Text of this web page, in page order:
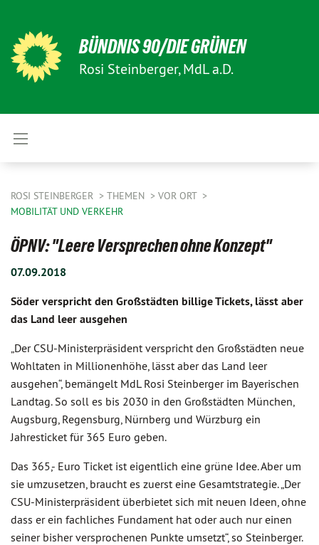
BÜNDNIS 90/DIE GRÜNEN
Rosi Steinberger, MdL a.D.
ROSI STEINBERGER THEMEN
VOR ORT
MOBILITÄT UND VERKEHR
ÖPNV: "Leere Versprechen ohne Konzept"
07.09.2018
Söder verspricht den Großstädten billige Tickets, lässt aber
das Land leer ausgehen
„Der CSU-Ministerpräsident verspricht den Großstädten neue
Wohltaten in Millionenhöhe, lässt aber das Land leer
ausgehen“, bemängelt MdL Rosi Steinberger im Bayerischen
Landtag. So soll es bis 2030 in den Großstädten München,
Augsburg, Regensburg, Nürnberg und Würzburg ein
Jahresticket für 365 Euro geben.
Das 365,- Euro Ticket ist eigentlich eine grüne Idee. Aber um
sie umzusetzen, braucht es zuerst eine Gesamtstrategie. „Der
CSU-Ministerpräsident überbietet sich mit neuen Ideen, ohne
dass er ein fachliches Fundament hat oder auch nur einen
seiner bisher versprochenen Punkte umsetzt“, so Steinberger.